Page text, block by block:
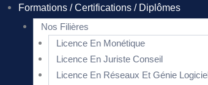
Formations / Certifications / Diplômes
Nos Filières
Licence En Monétique
Licence En Juriste Conseil
Licence En Réseaux Et Génie